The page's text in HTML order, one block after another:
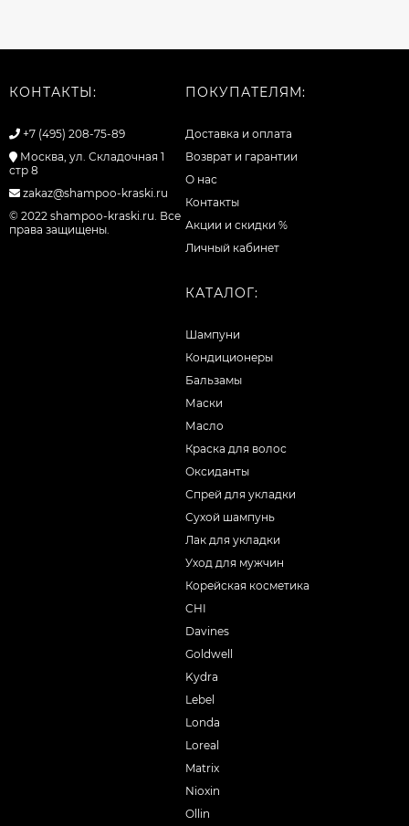
КОНТАКТЫ:
+7 (495) 208-75-89
Москва, ул. Складочная 1
стр 8
zakaz@shampoo-kraski.ru
© 2022 shampoo-kraski.ru. Все
права защищены.
ПОКУПАТЕЛЯМ:
Доставка и оплата
Возврат и гарантии
О нас
Контакты
Акции и скидки %
Личный кабинет
КАТАЛОГ:
Шампуни
Кондиционеры
Бальзамы
Маски
Масло
Краска для волос
Оксиданты
Спрей для укладки
Сухой шампунь
Лак для укладки
Уход для мужчин
Корейская косметика
CHI
Davines
Goldwell
Kydra
Lebel
Londa
Loreal
Matrix
Nioxin
Ollin